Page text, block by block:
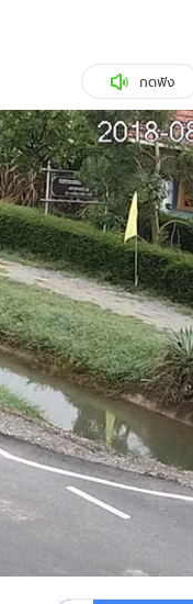
เที่ยว-กิน
Tasteful Thailand
Sanook Choice
กดฟัง